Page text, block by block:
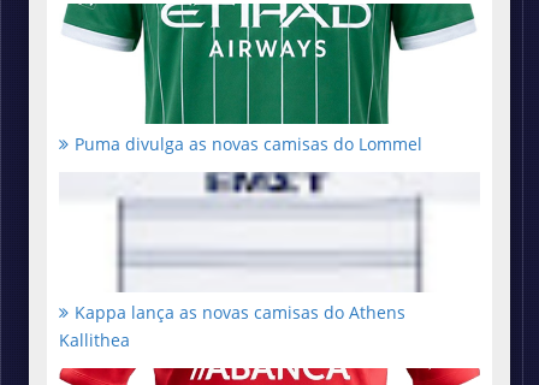
Puma divulga as novas camisas do Lommel
Kappa lança as novas camisas do Athens
Kallithea